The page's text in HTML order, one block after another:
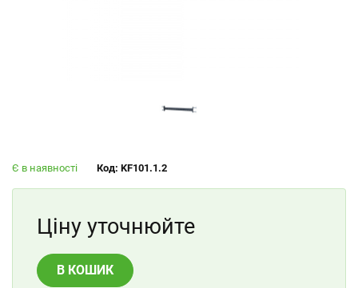
Є в наявності Код: KF101.1.2
Ціну уточнюйте
В КОШИК